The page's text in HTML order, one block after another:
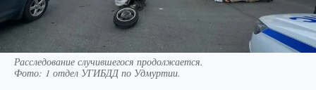
Расследование случившегося продолжается.
Фото: 1 отдел УГИБДД по Удмуртии.